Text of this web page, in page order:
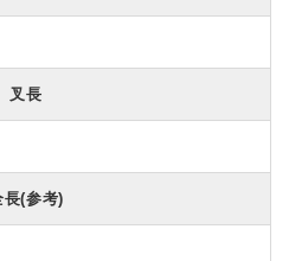
叉長
長(参考)